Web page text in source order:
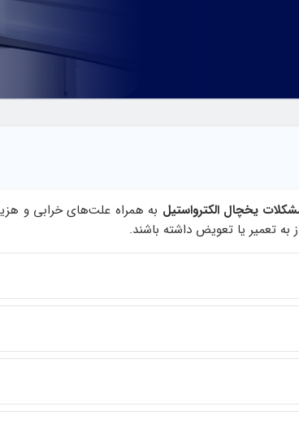
یخچال الکترواستیل به همراه علت‌های خرابی و
تعمیر یا تعویض داشته باشند.